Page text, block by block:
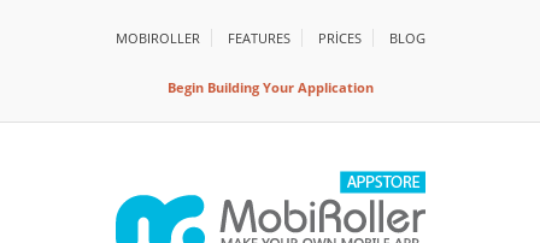
MOBIROLLER FEATURES PRİCES BLOG
Begin Building Your Application